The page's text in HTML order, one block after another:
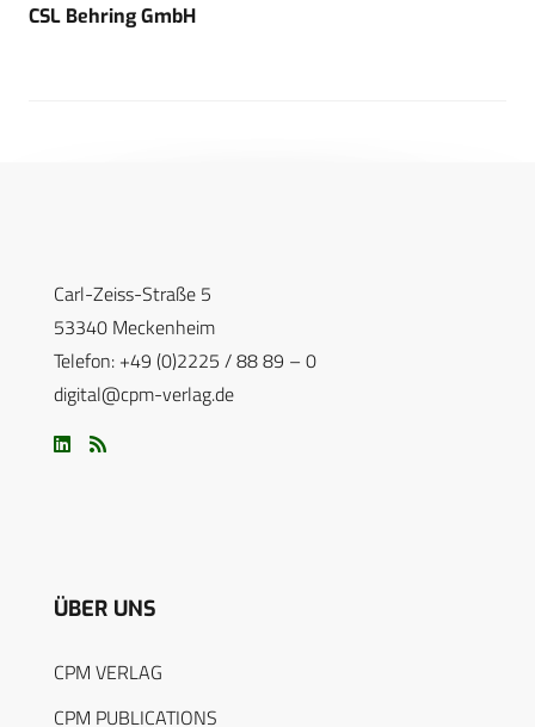
CSL Behring GmbH
Carl-Zeiss-Straße 5
53340 Meckenheim
Telefon: +49 (0)2225 / 88 89 – 0
digital@cpm-verlag.de
ÜBER UNS
CPM VERLAG
CPM PUBLICATIONS